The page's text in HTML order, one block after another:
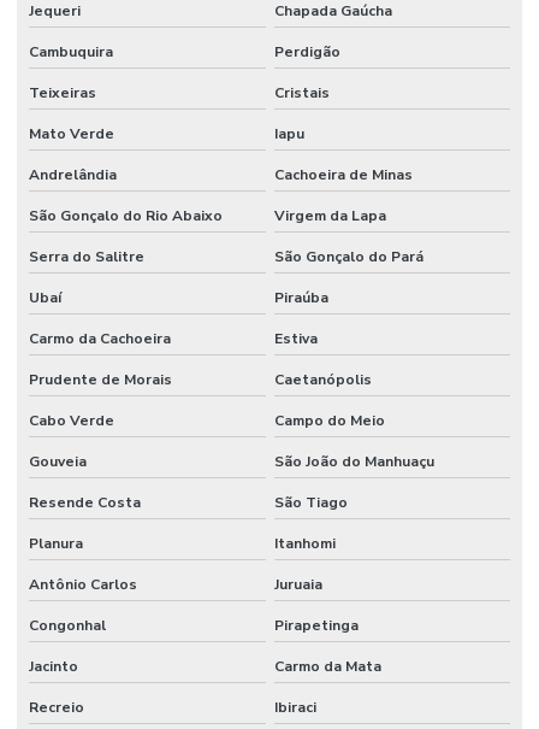
Jequeri Chapada Gaúcha
Cambuquira Perdigão
Teixeiras Cristais
Mato Verde Iapu
Andrelândia Cachoeira de Minas
São Gonçalo do Rio Abaixo Virgem da Lapa
Serra do Salitre São Gonçalo do Pará
Ubaí Piraúba
Carmo da Cachoeira Estiva
Prudente de Morais Caetanópolis
Cabo Verde Campo do Meio
Gouveia São João do Manhuaçu
Resende Costa São Tiago
Planura Itanhomi
Antônio Carlos Juruaia
Congonhal Pirapetinga
Jacinto Carmo da Mata
Recreio Ibiraci